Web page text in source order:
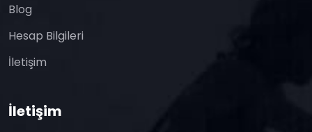
Blog
Hesap Bilgileri
İletişim
İletişim